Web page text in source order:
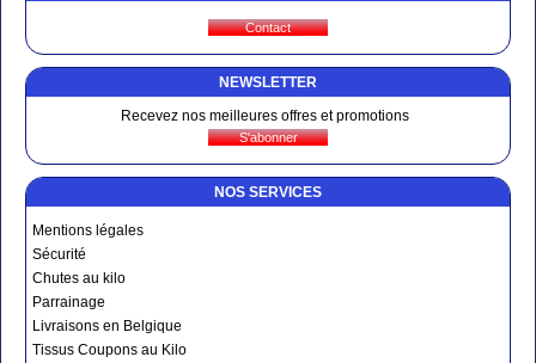
NEWSLETTER
Recevez nos meilleures offres et promotions
NOS SERVICES
Mentions légales
Sécurité
Chutes au kilo
Parrainage
Livraisons en Belgique
Tissus Coupons au Kilo